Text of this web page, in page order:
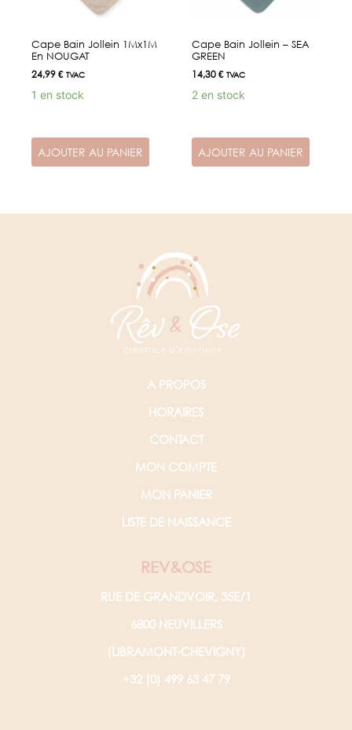
Cape Bain Jollein 1Mx1M
En NOUGAT
24,99€ TVAC
1 en stock
AJOUTER AU PANIER
Cape Bain Jollein – SEA
GREEN
14,30€ TVAC
2 en stock
AJOUTER AU PANIER
A PROPOS
HORAIRES
CONTACT
MON COMPTE
MON PANIER
LISTE DE NAISSANCE
REV&OSE
RUE DE GRANDVOIR, 35E/1
6800 NEUVILLERS
(LIBRAMONT-CHEVIGNY)
+32 (0) 499 63 47 79